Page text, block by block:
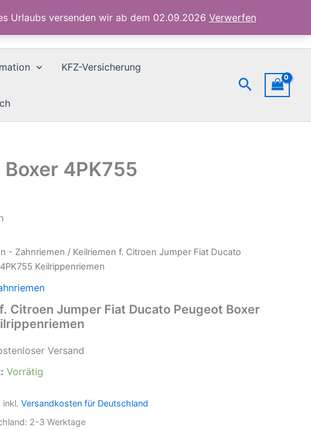
Urlaubs versenden wir ab dem 02.09.2026 Verwerfen
KFZ-Versicherung
Suchen
4PK755
- Zahnriemen / Keilriemen f. Citroen Jumper Fiat Ducato
Keilrippenriemen
Citroen Jumper Fiat Ducato Peugeot Boxer
Versand
Vorrätig
inkl. Versandkosten für Deutschland
2-3 Werktage
Peugeot
Boxer
4PK755
Keilrippenriemen